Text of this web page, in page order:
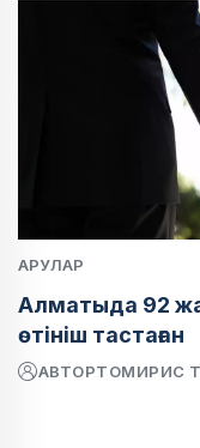
АРУЛАР
Алматыда 92
өтініш тастаған
АВТОРТОМИРИС